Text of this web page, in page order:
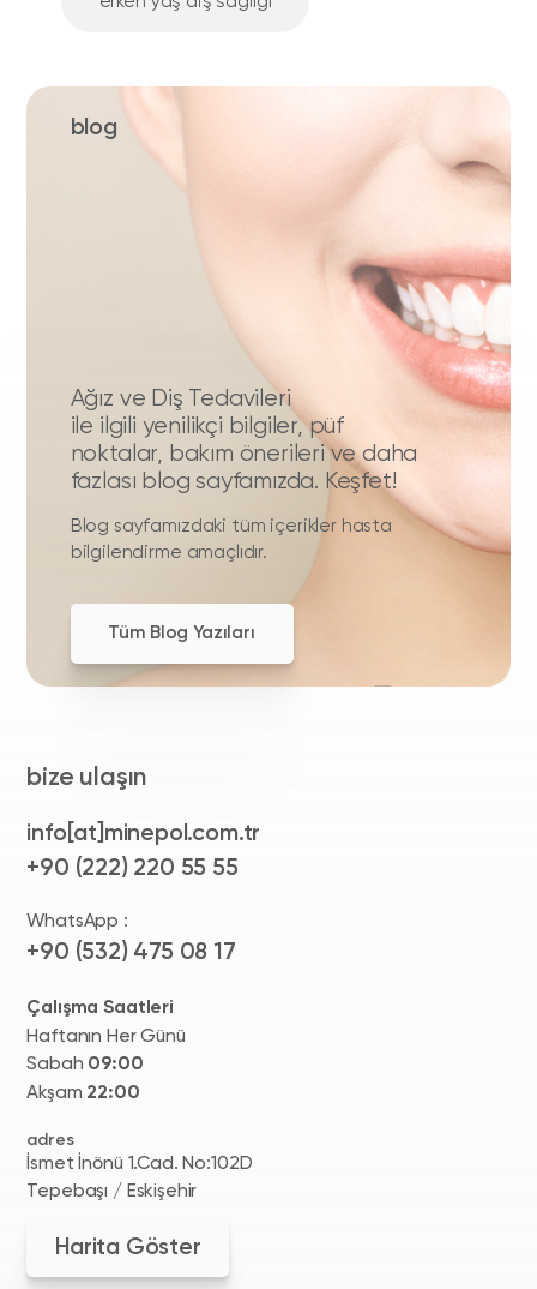
blog
Ağız ve Diş Tedavileri
ile ilgili yenilikçi bilgiler, püf
noktalar, bakım önerileri ve daha
fazlası blog sayfamızda. Keşfet!
Blog sayfamızdaki tüm içerikler hasta
bilgilendirme amaçlıdır.
Tüm Blog Yazıları
bize ulaşın
info[at]minepol.com.tr
+90 (222) 220 55 55
WhatsApp :
+90 (532) 475 08 17
Çalışma Saatleri
Haftanın Her Günü
Sabah 09:00
Akşam 22:00
adres
İsmet İnönü 1.Cad. No:102D
Tepebaşı / Eskişehir
Harita Göster